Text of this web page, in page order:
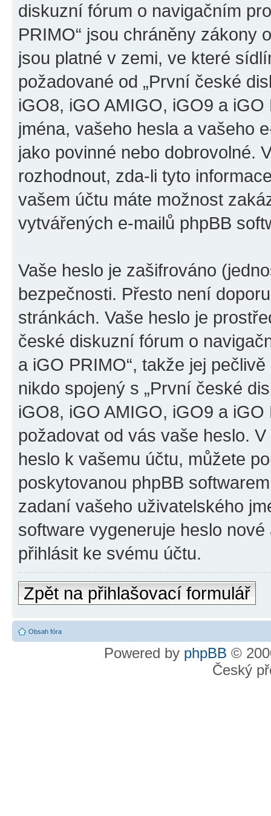
diskuzní fórum o navigačním
PRIMO“ jsou chráněny zákony
jsou platné v zemi, ve které
požadované od „První české
iGO8, iGO AMIGO, iGO9 a
jména, vašeho hesla a vašeho
jako povinné nebo dobrovolné.
rozhodnout, zda-li tyto
vašem účtu máte možnost
vytvářených e-mailů phpBB
Vaše heslo je zašifrováno
bezpečnosti. Přesto není
stránkách. Vaše heslo je
české diskuzní fórum o
a iGO PRIMO“, takže jej
nikdo spojený s „První české
iGO8, iGO AMIGO, iGO9 a
požadovat od vás vaše heslo.
heslo k vašemu účtu, můžete
poskytovanou phpBB
zadaní vašeho uživatelského
software vygeneruje heslo
přihlásit ke svému účtu.
Zpět na přihlašovací formulář
Obsah fóra
Powered by phpBB ©
Český